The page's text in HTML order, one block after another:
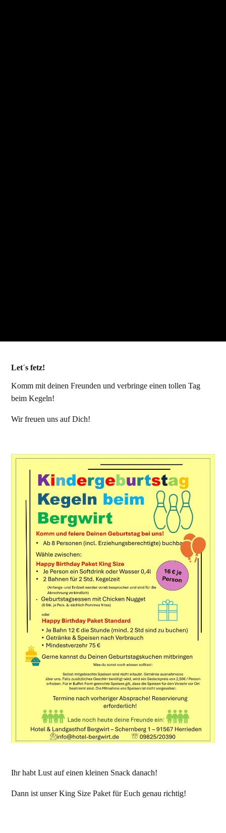
Let´s fetz!
Komm mit deinen Freunden und verbringe einen tollen Tag
beim Kegeln!
Wir freuen uns auf Dich!
Ihr habt Lust auf einen kleinen Snack danach!
Dann ist unser King Size Paket für Euch genau richtig!